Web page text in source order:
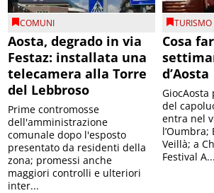
COMUNI
Aosta, degrado in via
Festaz: installata una
telecamera alla Torre
del Lebbroso
Prime contromosse
dell'amministrazione
comunale dopo l'esposto
presentato da residenti della
zona; promessi anche
maggiori controlli e ulteriori
inter...
Cosa
d’Aosta
del
entra nel
Veillà; a
Festival A...